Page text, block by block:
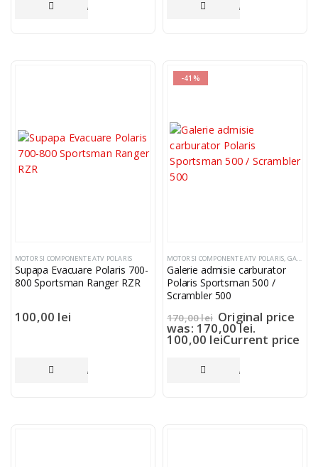
ADAUGĂ ÎN COȘ ADAUGĂ ÎN COȘ
MOTOR SI COMPONENTE ATV POLARIS
Supapa Evacuare Polaris 700-
800 Sportsman Ranger RZR
100,00 lei
ADAUGĂ ÎN COȘ
-41%
MOTOR SI COMPONENTE ATV POLARIS, GALERIE ADMISIE COT CARBURATOR
Galerie admisie carburator
Polaris Sportsman 500 /
Scrambler 500
170,00lei Original price
was: 170,00 lei.
100,00 leiCurrent price
is: 100,00 lei.
ADAUGĂ ÎN COȘ